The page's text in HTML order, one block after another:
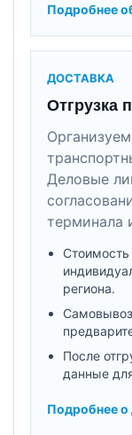
Подробнее
ДОСТАВКА
Отгрузка
Деловые
терминала
региона.
После
данные
Подробнее о